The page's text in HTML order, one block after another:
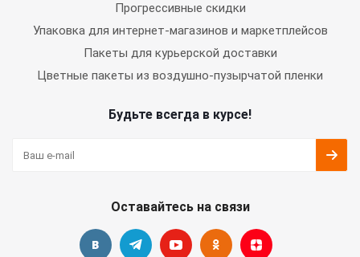
Прогрессивные скидки
Упаковка для интернет-магазинов и маркетплейсов
Пакеты для курьерской доставки
Цветные пакеты из воздушно-пузырчатой пленки
Будьте всегда в курсе!
Оставайтесь на связи